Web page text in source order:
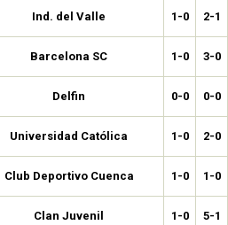
Ind. del Valle 1-0 2-1
Barcelona SC 1-0 3-0
Delfin 0-0 0-0
Universidad Católica 1-0 2-0
Club Deportivo Cuenca 1-0 1-0
Clan Juvenil 1-0 5-1